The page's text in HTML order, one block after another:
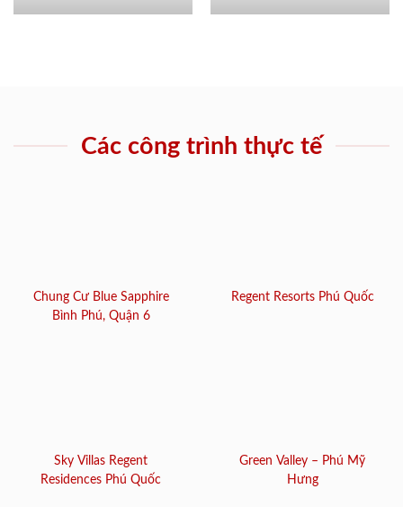
Các công trình thực tế
Chung Cư Blue Sapphire
Bình Phú, Quận 6
Regent Resorts Phú Quốc
Sky Villas Regent
Residences Phú Quốc
Green Valley – Phú Mỹ
Hưng